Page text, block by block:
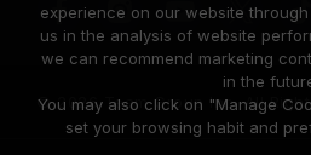
© 2026 Team Group Inc. All
experience on our website
us in the analysis of website
we can recommend marketing
in the
You may also click on "Manage
set your browsing habit and